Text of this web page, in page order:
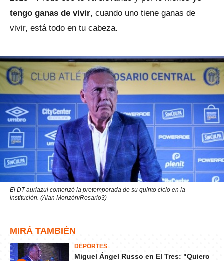
tengo ganas de vivir, cuando uno tiene ganas de
vivir, está todo en tu cabeza.
El DT auriazul comenzó la pretemporada de su quinto ciclo en la
institución. (Alan Monzón/Rosario3)
MIRÁ TAMBIÉN
DEPORTES
Miguel Ángel Russo en El Tres: "Quiero